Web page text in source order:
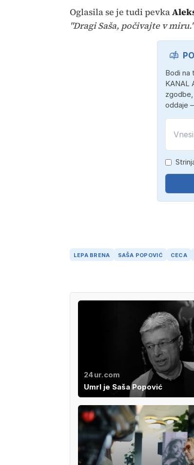
Oglasila se je tudi pevka
"Dragi Saša, počivajte v miru."
Bodi na
KANAL
oddaje
LEPA BRENA SAŠA POPOVIĆ CECA
24ur.com
Umrl je Saša Popović